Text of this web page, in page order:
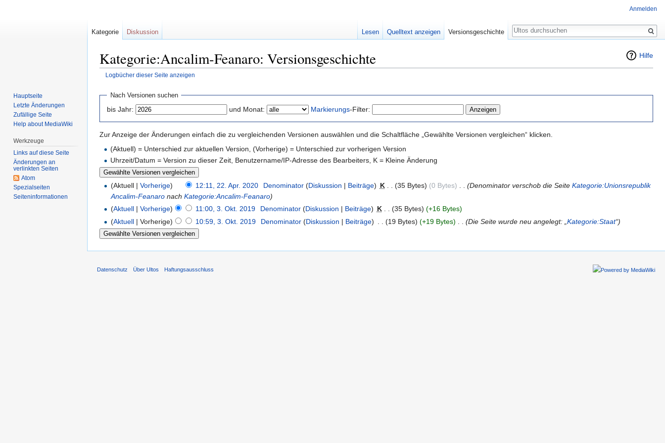
Hilfe
Kategorie:Ancalim-Feanaro: Versionsgeschichte
Logbücher dieser Seite anzeigen
springen
springen
Nach Versionen suchen
bis Jahr: und Monat: Markierungs-Filter:
Zur Anzeige der Änderungen einfach die zu vergleichenden Versionen auswählen und die Schaltfläche „Gewählte Versionen vergleichen“ klicken.
(Aktuell) = Unterschied zur aktuellen Version, (Vorherige) = Unterschied zur vorherigen Version
Uhrzeit/Datum = Version zu dieser Zeit, Benutzername/IP-Adresse des Bearbeiters, K = Kleine Änderung
(Aktuell |Vorherige) 12:11, 22. Apr. 2020 Denominator (Diskussion | Beiträge) K (35 Bytes) (0 Bytes) (Denominator verschob die Seite Kategorie:Unionsrepublik
Ancalim-Feanaro nachKategorie:Ancalim-Feanaro)
(Aktuell |Vorherige) 11:00, 3. Okt. 2019 Denominator (Diskussion | Beiträge) K . . (35 Bytes) (+16 Bytes)
(Aktuell | Vorherige) 10:59, 3. Okt. 2019 Denominator (Diskussion | Beiträge) (19 Bytes) (+19 Bytes) (Die Seite wurde neu angelegt: „ Kategorie:Staat“)
Anmelden
Kategorie Diskussion Lesen Quelltext anzeigen Versionsgeschichte
Suche
Hauptseite
Letzte Änderungen
Zufällige Seite
Help about MediaWiki
Werkzeuge
Links auf diese Seite
Änderungen an
verlinkten Seiten
Atom
Spezialseiten
Seiten­informationen
Datenschutz Über Ultos Haftungsausschluss